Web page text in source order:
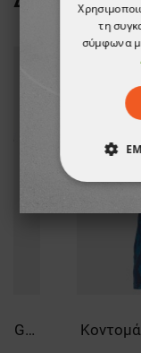
Κοντομάνικη μπλούζα VELILLA GREY/GREEN
τη
σύμφωνα